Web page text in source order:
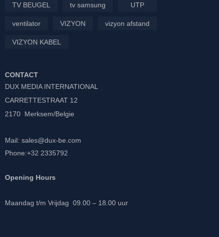
TV BEUGEL tv samsung UTP
ventilator VIZYON vizyon afstand
VIZYON KABEL
CONTACT
DUX MEDIA INTERNATIONAL
CARRETTESTRAAT 12
2170 Merksem/Belgie
Mail: sales@dux-be.com
Phone:+32 2335792
Opening Hours
Maandag t/m Vrijdag 09.00 – 18.00 uur